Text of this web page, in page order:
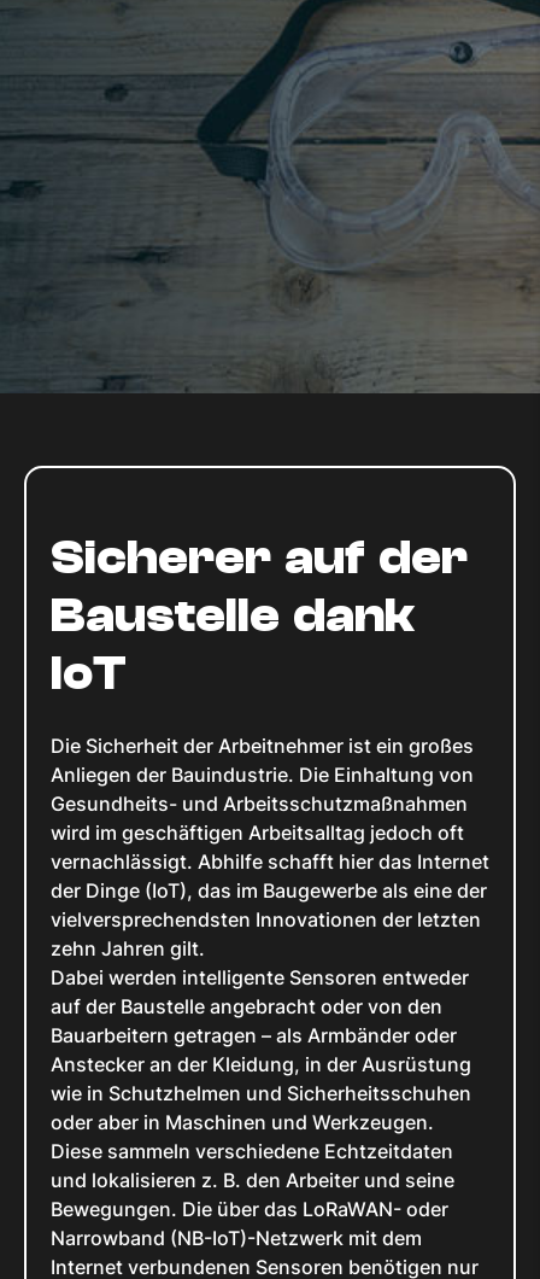
Sicherer auf der
Baustelle dank
IoT
Die Sicherheit der Arbeitnehmer ist ein großes
Anliegen der Bauindustrie. Die Einhaltung von
Gesundheits- und Arbeitsschutzmaßnahmen
wird im geschäftigen Arbeitsalltag jedoch oft
vernachlässigt. Abhilfe schafft hier das Internet
der Dinge (IoT), das im Baugewerbe als eine der
vielversprechendsten Innovationen der letzten
zehn Jahren gilt.
Dabei werden intelligente Sensoren entweder
auf der Baustelle angebracht oder von den
Bauarbeitern getragen – als Armbänder oder
Anstecker an der Kleidung, in der Ausrüstung
wie in Schutzhelmen und Sicherheitsschuhen
oder aber in Maschinen und Werkzeugen.
Diese sammeln verschiedene Echtzeitdaten
und lokalisieren z. B. den Arbeiter und seine
Bewegungen. Die über das LoRaWAN- oder
Narrowband (NB-IoT)-Netzwerk mit dem
Internet verbundenen Sensoren benötigen nur